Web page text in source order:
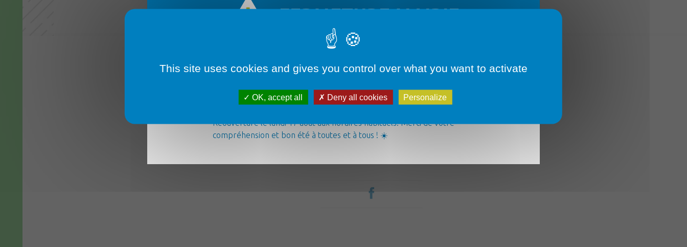
La commune
Pour tout âge
Démarches administratives
Loisirs & Tourisme
FERMETURE MAIRIE
La mairie sera fermée du lundi 3 août au vendredi 14 août inclus. ✅ Un
Réouverture le lundi 17 août aux horaires habituels. Merci de votre
compréhension et bon été à toutes et à tous ! ☀️
This site uses cookies and gives you control over what you want to activate
OK, accept all Deny all cookies Personalize